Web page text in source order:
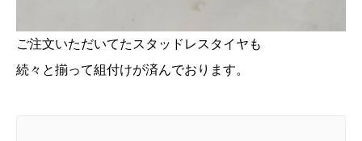
ご注文いただいてたスタッドレスタイヤも
続々と揃って組付けが済んでおります。